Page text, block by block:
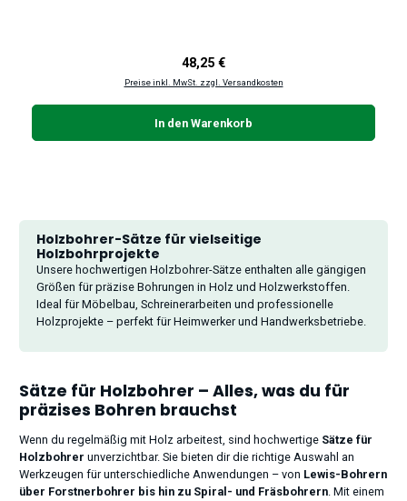
Regulärer Preis:
48,25 €
Preise inkl. MwSt. zzgl. Versandkosten
In den Warenkorb
Holzbohrer-Sätze für vielseitige
Holzbohrprojekte
Unsere hochwertigen Holzbohrer-Sätze enthalten alle gängigen
Größen für präzise Bohrungen in Holz und Holzwerkstoffen.
Ideal für Möbelbau, Schreinerarbeiten und professionelle
Holzprojekte – perfekt für Heimwerker und Handwerksbetriebe.
Sätze für Holzbohrer – Alles, was du für
präzises Bohren brauchst
Wenn du regelmäßig mit Holz arbeitest, sind hochwertige Sätze für
Holzbohrer unverzichtbar. Sie bieten dir die richtige Auswahl an
Werkzeugen für unterschiedliche Anwendungen – von Lewis-Bohrern
über Forstnerbohrer bis hin zu Spiral- und Fräsbohrern. Mit einem